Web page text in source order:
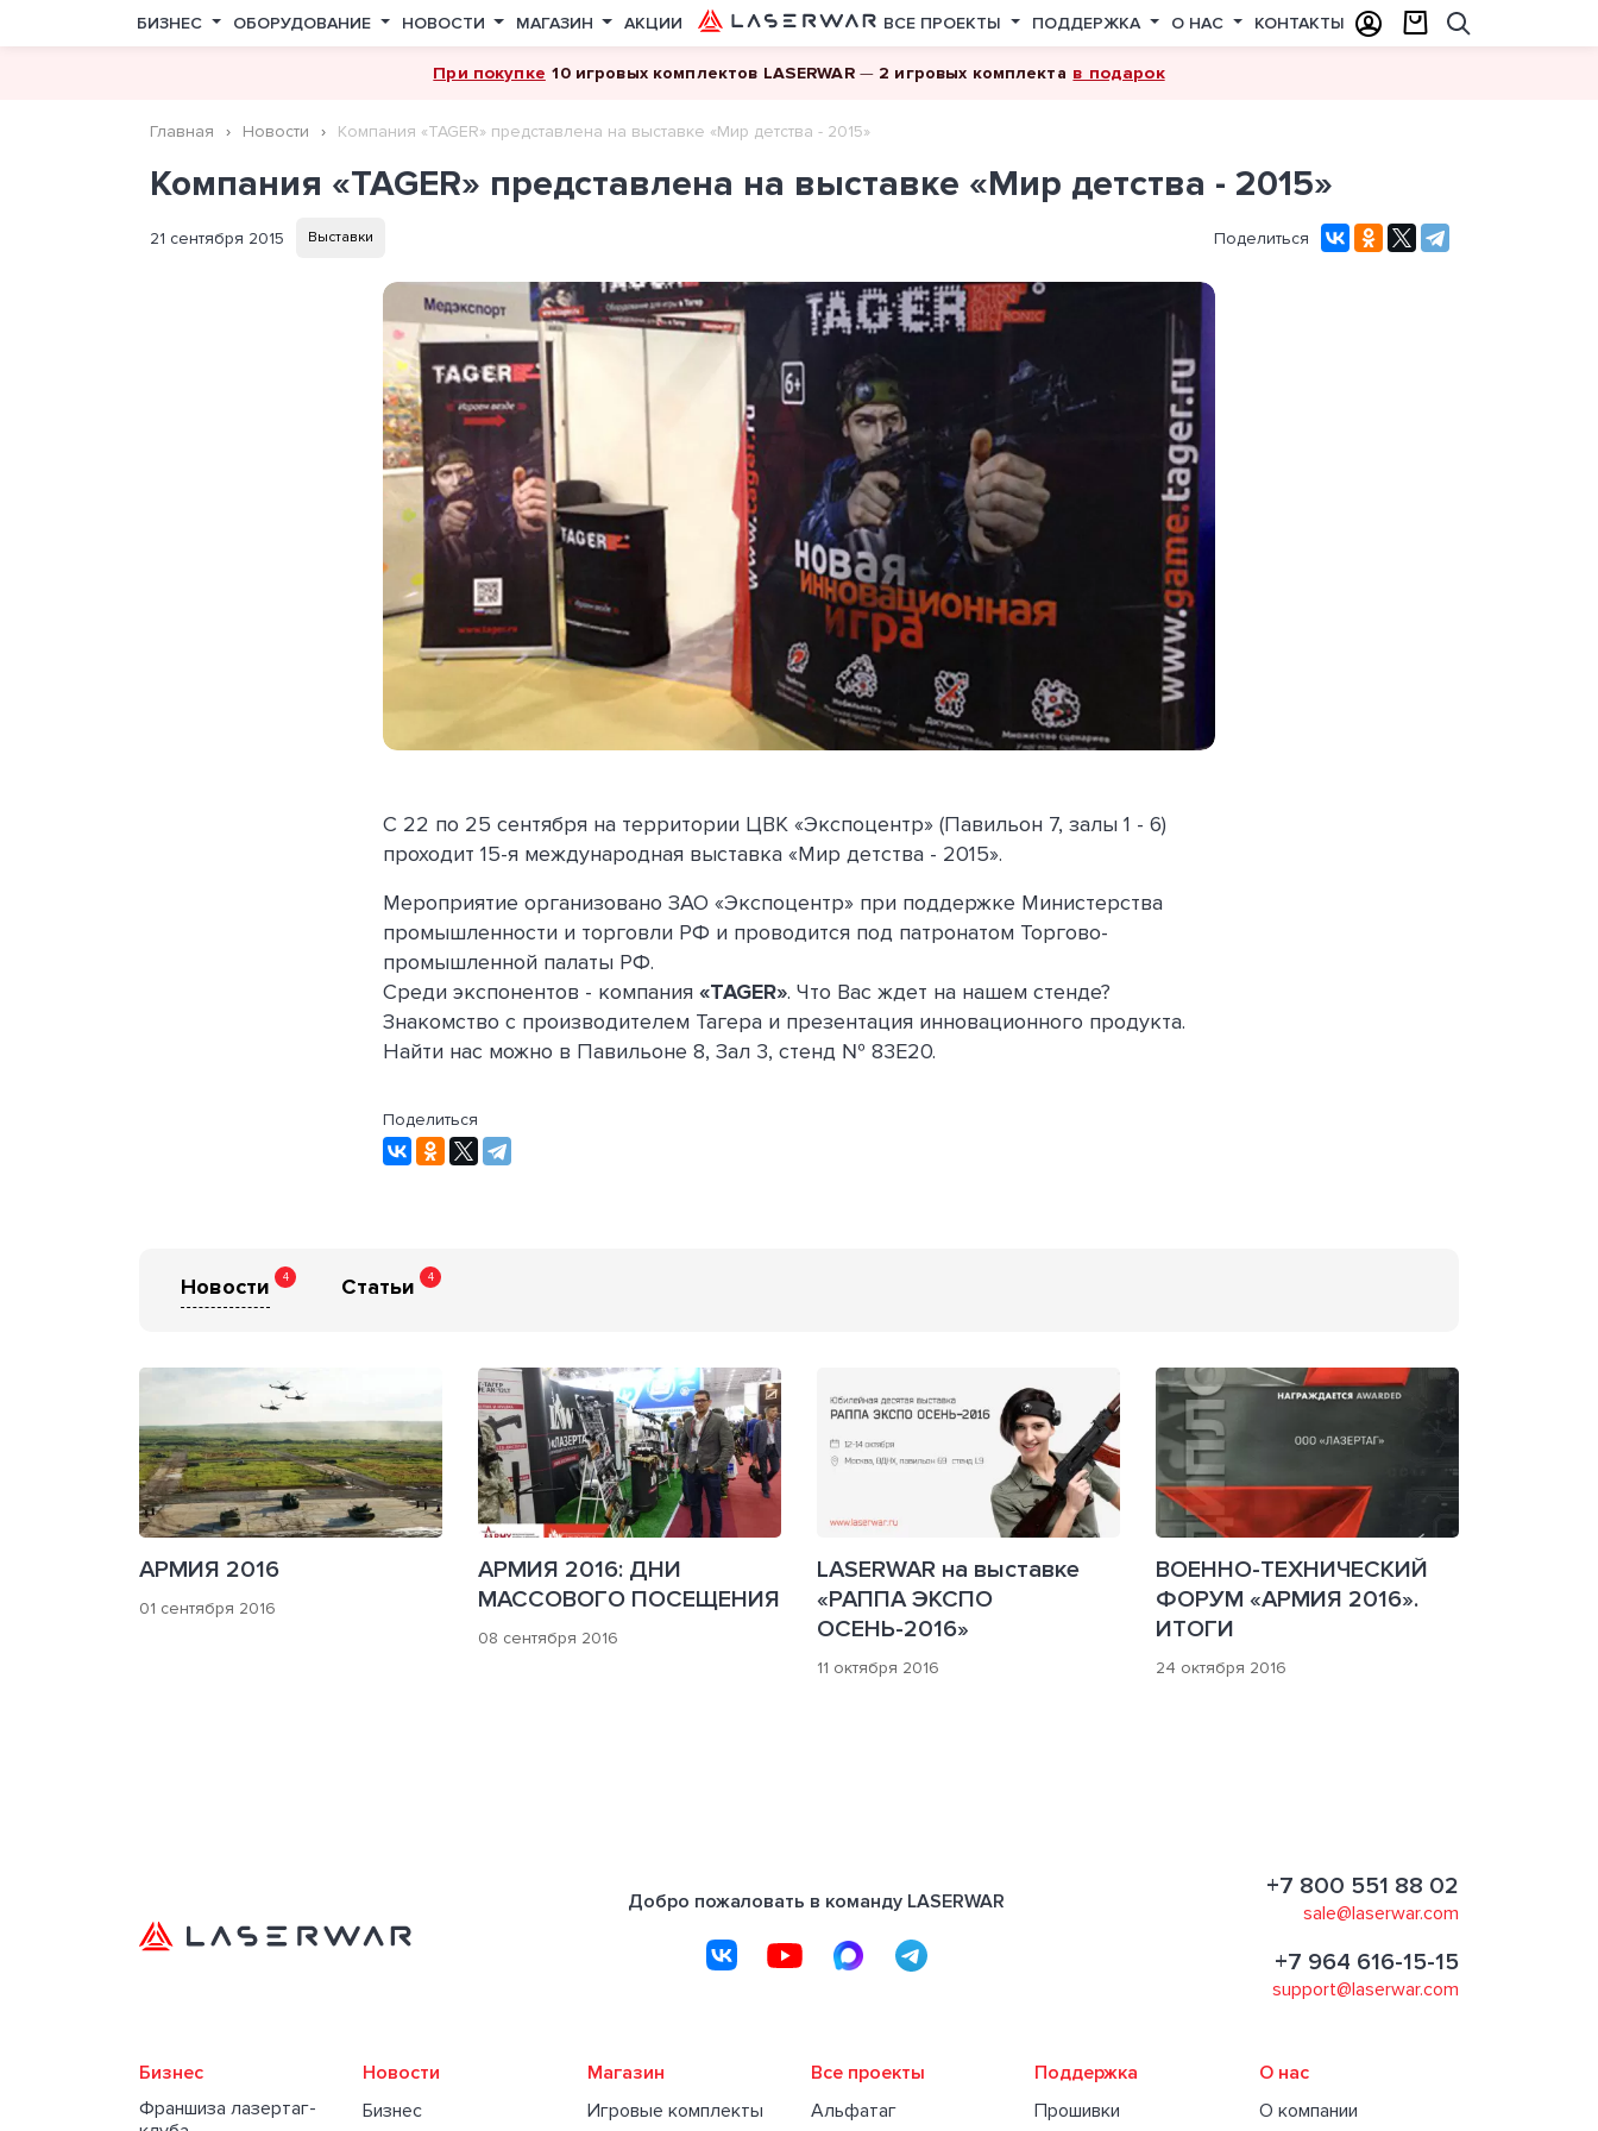
БИЗНЕС ОБОРУДОВАНИЕ НОВОСТИ МАГАЗИН АКЦИИ ВСЕ ПРОЕКТЫ ПОДДЕРЖКА О НАС КОНТАКТЫ
При покупке 10 игровых комплектов LASERWAR— 2 игровых комплекта в подарок
Главная Новости Компания «TAGER» представлена на выставке «Мир детства - 2015»
Компания «TAGER» представлена на выставке «Мир детства - 2015»
21 сентября 2015 Выставки Поделиться
С 22 по 25 сентября на территории ЦВК «Экспоцентр» (Павильон 7, залы 1 - 6)
проходит 15-я международная выставка «Мир детства - 2015».
Мероприятие организовано ЗАО «Экспоцентр» при поддержке Министерства
промышленности и торговли РФ и проводится под патронатом Торгово-
промышленной палаты РФ.
Среди экспонентов - компания «TAGER». Что Вас ждет на нашем стенде?
Знакомство с производителем Тагера и презентация инновационного продукта.
Найти нас можно в Павильоне 8, Зал 3, стенд № 83Е20.
Поделиться
Новости 4 Статьи 4
АРМИЯ 2016
01 сентября 2016
АРМИЯ 2016: ДНИ
МАССОВОГО ПОСЕЩЕНИЯ
08 сентября 2016
LASERWAR на выставке
«РАППА ЭКСПО
ОСЕНЬ-2016»
11 октября 2016
ВОЕННО-ТЕХНИЧЕСКИЙ
ФОРУМ «АРМИЯ 2016».
ИТОГИ
24 октября 2016
Добро пожаловать в команду LASERWAR
+7 800 551 88 02
sale@laserwar.com
+7 964 616-15-15
support@laserwar.com
Бизнес
Франшиза лазертаг-
Новости
Бизнес
Магазин
Игровые комплекты
Все проекты
Альфатаг
Поддержка
Прошивки
О нас
О компании